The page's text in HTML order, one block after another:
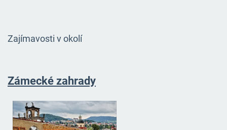
Zajímavosti v okolí
Zámecké zahrady